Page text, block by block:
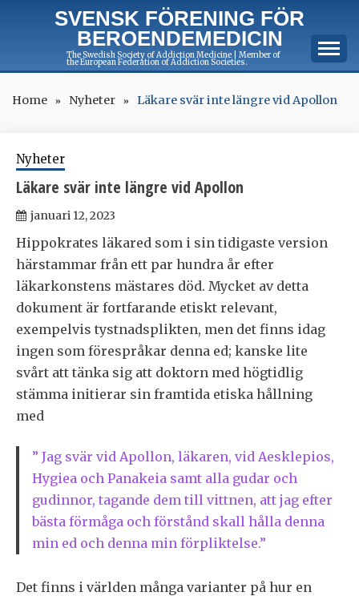
SVENSK FÖRENING FÖR
BEROENDEMEDICIN
The Swedish Society of Addiction Medicine | Member of
the European Federation of Addiction Societies.
Home Nyheter Läkare svär inte längre vid Apollon
Nyheter
Läkare svär inte längre vid Apollon
januari 12, 2023
Hippokrates läkared som i sin tidigaste version
härstammar från ett par hundra år efter
läkarkonstens mästares död. Mycket av detta
dokument är fortfarande etiskt relevant,
exempelvis tystnadsplikten, men det finns idag
ingen som förespråkar denna ed; kanske lite
svårt att tänka sig att doktorn med högtidlig
stämma initierar sin framtida etiska hållning
med
” Jag svär vid Apollon, läkaren, vid Aesklepios,
Hygiea och Panakeia samt alla gudar och
gudinnor, tagande dem till vittnen, att jag efter
bästa förmåga och förstånd skall hålla denna
min ed och denna min förpliktelse.”
Det finns i världen många varianter på hur en